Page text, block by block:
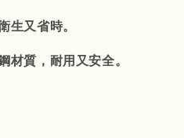
生又省時。
材質，耐用又安全。